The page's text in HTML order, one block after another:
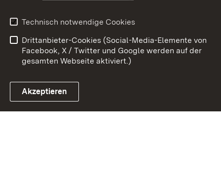
Link zum Landesportal
Barrierefreiheit
Kontakt
Cookies
Technisch notwendige Cookies
Drittanbieter-Cookies (Social-Media-Elemente von
Facebook, X / Twitter und Google werden auf der
gesamten Webseite aktiviert.)
Akzeptieren